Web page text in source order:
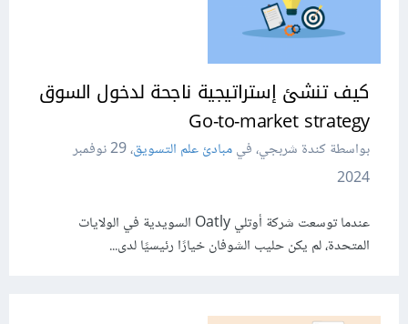
كيف تنشئ إستراتيجية ناجحة لدخول السوق
Go-to-market strategy
بواسطة كندة شربجي، فيمبادئ علم التسويق،
29 نوفمبر
2024
عندما توسعت شركة أوتلي Oatly السويدية في الولايات
المتحدة، لم يكن حليب الشوفان خيارًا رئيسيًا لدى...